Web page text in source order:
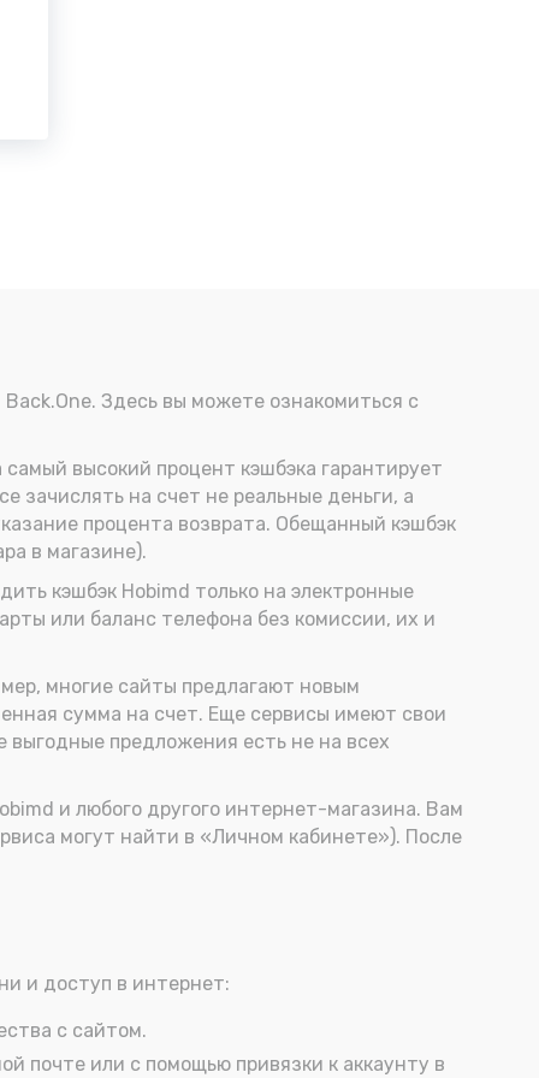
Здесь вы можете ознакомиться с
высокий процент кэшбэка гарантирует
на счет не реальные деньги, а
процента возврата. Обещанный кэшбэк
в магазине).
кэшбэк Hobimd только на электронные
или баланс телефона без комиссии, их и
многие сайты предлагают новым
сумма на счет. Еще сервисы имеют свои
выгодные предложения есть не на всех
и любого другого интернет-магазина. Вам
могут найти в «Личном кабинете»). После
и доступ в интернет:
с сайтом.
почте или с помощью привязки к аккаунту в